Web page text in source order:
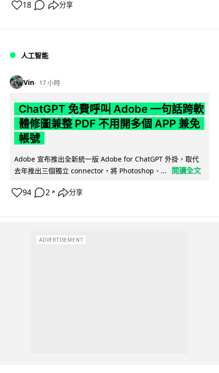
18 分享
人工智能
Vin 17 小時
ChatGPT 免費呼叫 Adobe 一句話跨軟
體修圖兼整 PDF 不用開多個 APP 兼免
帳號
Adobe 宣布推出全新統一版 Adobe for ChatGPT 外掛，取代
去年推出三個獨立 connector，將 Photoshop、...
閱讀全文
94 2 ↗ 分享
ADVERTISEMENT